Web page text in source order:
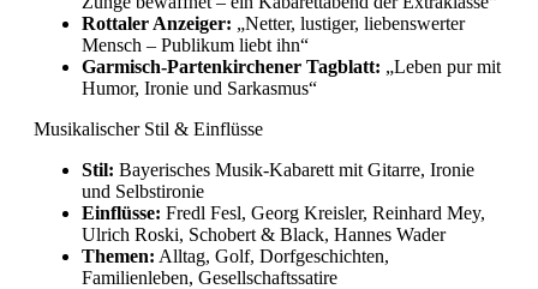
Rottaler Anzeiger: „Netter, lustiger, liebenswerter
Mensch – Publikum liebt ihn“
Garmisch-Partenkirchener Tagblatt: „Leben pur mit
Humor, Ironie und Sarkasmus“
Musikalischer Stil & Einflüsse
Stil: Bayerisches Musik-Kabarett mit Gitarre, Ironie
und Selbstironie
Einflüsse: Fredl Fesl, Georg Kreisler, Reinhard Mey,
Ulrich Roski, Schobert & Black, Hannes Wader
Themen: Alltag, Golf, Dorfgeschichten,
Familienleben, Gesellschaftssatire